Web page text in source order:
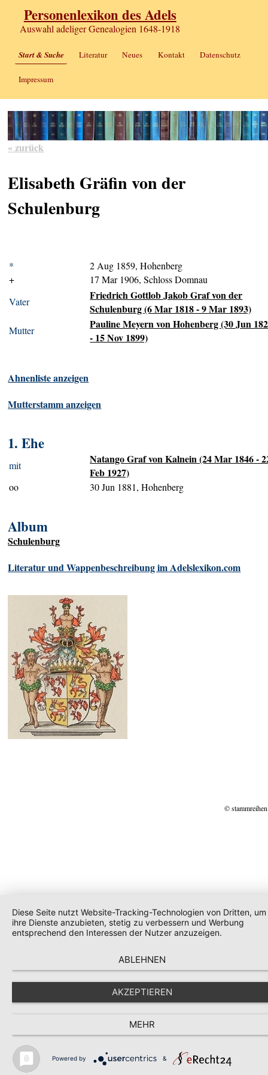
Personenlexikon des Adels
Auswahl adeliger Genealogien 1648-1918
Start & Suche Literatur Neues Kontakt Datenschutz
Impressum
« zurück
Elisabeth Gräfin von der
Schulenburg
*
2 Aug 1859, Hohenberg
+
17 Mar 1906, Schloss Domnau
Vater
Friedrich Gottlob Jakob Graf von der
Schulenburg (6 Mar 1818 - 9 Mar 1893)
Mutter
Pauline Meyern von Hohenberg (30 Jun
- 15 Nov 1899)
Ahnenliste anzeigen
Mutterstamm anzeigen
1. Ehe
mit
Natango Graf von Kalnein (24 Mar 1846 -
Feb 1927)
oo 30 Jun 1881, Hohenberg
Album
Schulenburg
Literatur und Wappenbeschreibung im Adelslexikon.com
©
Diese Seite nutzt Website-Tracking-Technologien von Dritten, um
ihre Dienste anzubieten, stetig zu verbessern und Werbung
entsprechend den Interessen der Nutzer anzuzeigen.
ABLEHNEN
AKZEPTIEREN
MEHR
Powered by &